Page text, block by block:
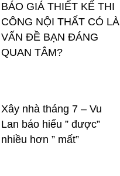
BÁO GIÁ THIẾT KẾ THI
CÔNG NỘI THẤT CÓ LÀ
VẤN ĐỀ BẠN ĐÁNG
QUAN TÂM?
Xây nhà tháng 7 – Vu
Lan báo hiếu ” được”
nhiều hơn ” mất”